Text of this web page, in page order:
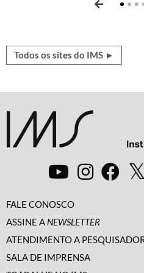
Todos os sites do IMS ►
FALE CONOSCO
ASSINE A NEWSLETTER
ATENDIMENTO A
SALA DE IMPRENSA